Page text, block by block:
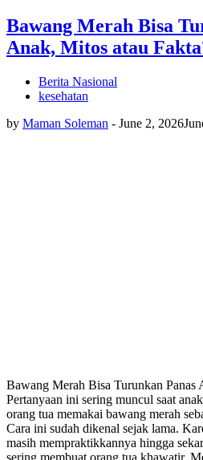
Bawang Merah Bisa
Anak, Mitos atau
Berita Nasional
kesehatan
by Maman Soleman - June 2, 2026
Bawang Merah Bisa Turunkan Panas
Pertanyaan ini sering muncul saat
orang tua memakai bawang merah
Cara ini sudah dikenal sejak lama.
masih mempraktikkannya hingga